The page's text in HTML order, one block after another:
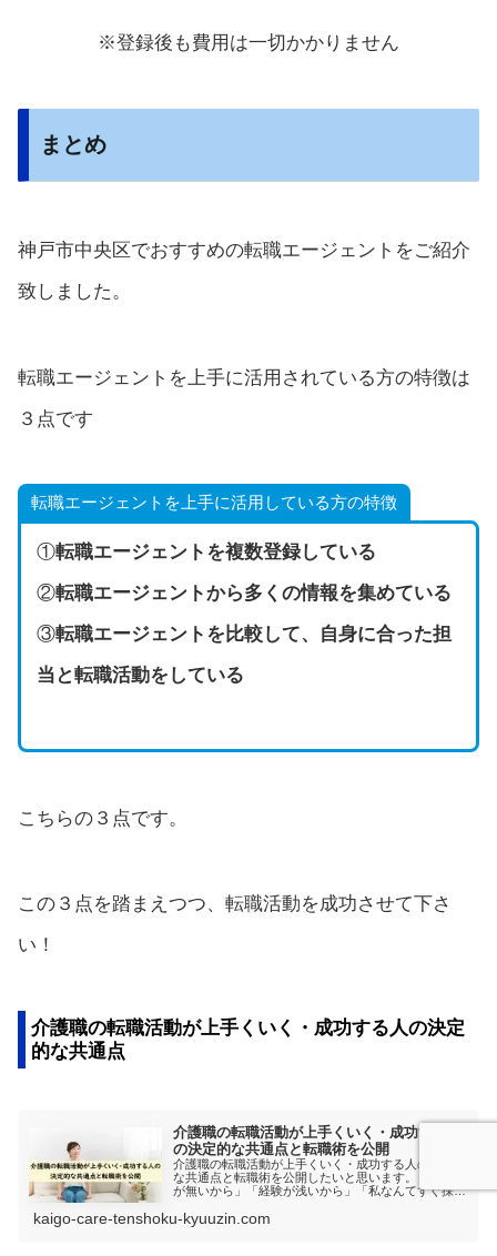
※登録後も費用は一切かかりません
まとめ
神戸市中央区でおすすめの転職エージェントをご紹介
致しました。
転職エージェントを上手に活用されている方の特徴は
３点です
転職エージェントを上手に活用している方の特徴
①転職エージェントを複数登録している
②転職エージェントから多くの情報を集めている
③転職エージェントを比較して、自身に合った担
当と転職活動をしている
こちらの３点です。
この３点を踏まえつつ、転職活動を成功させて下さ
い！
介護職の転職活動が上手くいく・成功する人の決定
的な共通点
介護職の転職活動が上手くいく・成功する人
の決定的な共通点と転職術を公開
介護職の転職活動が上手くいく・成功する人の決定的
な共通点と転職術を公開したいと思います。 「資格
が無いから」「経験が浅いから」「私なんてすぐ採用
転職活動が成功している人の共通点と転職術を理解で
きると思います。
kaigo-care-tenshoku-kyuuzin.com